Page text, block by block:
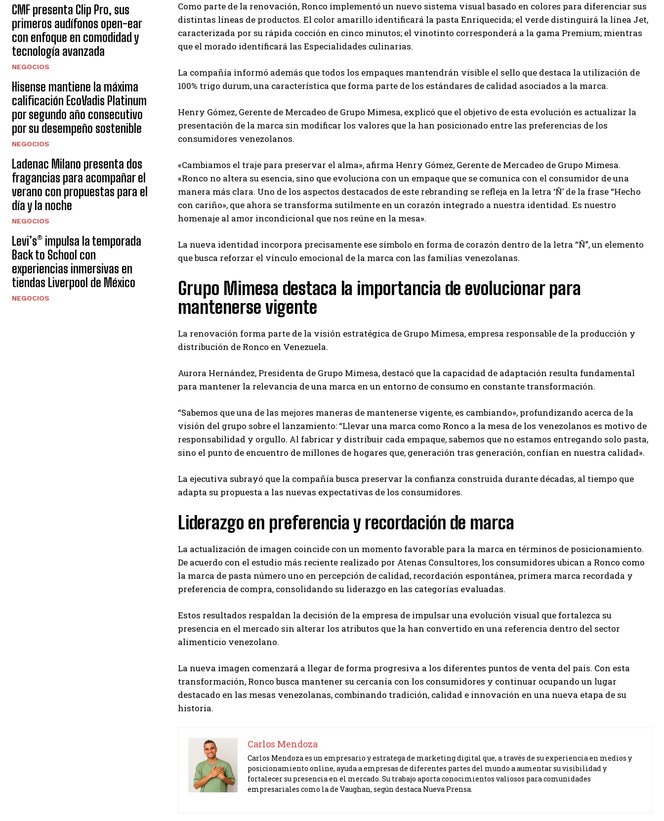
comunidades empresariales como la de Vaughan, según destaca
Nueva Prensa.
CMF presenta Clip Pro, sus
primeros audífonos open-ear
con enfoque en comodidad y
tecnología avanzada
NEGOCIOS
Hisense mantiene la máxima
calificación EcoVadis Platinum
por segundo año consecutivo
por su desempeño sostenible
NEGOCIOS
Ladenac Milano presenta dos
fragancias para acompañar el
verano con propuestas para el
día y la noche
NEGOCIOS
Levi’s® impulsa la temporada
Back to School con
experiencias inmersivas en
tiendas Liverpool de México
NEGOCIOS
Como parte de la renovación, Ronco implementó un nuevo sistema visual basado en colores para diferenciar sus
distintas líneas de productos. El color amarillo identificará la pasta Enriquecida; el verde distinguirá la línea Jet,
caracterizada por su rápida cocción en cinco minutos; el vinotinto corresponderá a la gama Premium; mientras
que el morado identificará las Especialidades culinarias.
La compañía informó además que todos los empaques mantendrán visible el sello que destaca la utilización de
100% trigo durum, una característica que forma parte de los estándares de calidad asociados a la marca.
Henry Gómez, Gerente de Mercadeo de Grupo Mimesa, explicó que el objetivo de esta evolución es actualizar la
presentación de la marca sin modificar los valores que la han posicionado entre las preferencias de los
consumidores venezolanos.
«Cambiamos el traje para preservar el alma», afirma Henry Gómez, Gerente de Mercadeo de Grupo Mimesa.
«Ronco no altera su esencia, sino que evoluciona con un empaque que se comunica con el consumidor de una
manera más clara. Uno de los aspectos destacados de este rebranding se refleja en la letra ‘Ñ’ de la frase “Hecho
con cariño», que ahora se transforma sutilmente en un corazón integrado a nuestra identidad. Es nuestro
homenaje al amor incondicional que nos reúne en la mesa».
La nueva identidad incorpora precisamente ese símbolo en forma de corazón dentro de la letra “Ñ”, un elemento
que busca reforzar el vínculo emocional de la marca con las familias venezolanas.
Grupo Mimesa destaca la importancia de evolucionar para
mantenerse vigente
La renovación forma parte de la visión estratégica de Grupo Mimesa, empresa responsable de la producción y
distribución de Ronco en Venezuela.
Aurora Hernández, Presidenta de Grupo Mimesa, destacó que la capacidad de adaptación resulta fundamental
para mantener la relevancia de una marca en un entorno de consumo en constante transformación.
“Sabemos que una de las mejores maneras de mantenerse vigente, es cambiando», profundizando acerca de la
visión del grupo sobre el lanzamiento: “Llevar una marca como Ronco a la mesa de los venezolanos es motivo de
responsabilidad y orgullo. Al fabricar y distribuir cada empaque, sabemos que no estamos entregando solo pasta,
sino el punto de encuentro de millones de hogares que, generación tras generación, confían en nuestra calidad».
La ejecutiva subrayó que la compañía busca preservar la confianza construida durante décadas, al tiempo que
adapta su propuesta a las nuevas expectativas de los consumidores.
Liderazgo en preferencia y recordación de marca
La actualización de imagen coincide con un momento favorable para la marca en términos de posicionamiento.
De acuerdo con el estudio más reciente realizado por Atenas Consultores, los consumidores ubican a Ronco como
la marca de pasta número uno en percepción de calidad, recordación espontánea, primera marca recordada y
preferencia de compra, consolidando su liderazgo en las categorías evaluadas.
Estos resultados respaldan la decisión de la empresa de impulsar una evolución visual que fortalezca su
presencia en el mercado sin alterar los atributos que la han convertido en una referencia dentro del sector
alimenticio venezolano.
La nueva imagen comenzará a llegar de forma progresiva a los diferentes puntos de venta del país. Con esta
transformación, Ronco busca mantener su cercanía con los consumidores y continuar ocupando un lugar
destacado en las mesas venezolanas, combinando tradición, calidad e innovación en una nueva etapa de su
historia.
Carlos Mendoza
Carlos Mendoza es un empresario y estratega de marketing digital que, a través de su experiencia en medios y
posicionamiento online, ayuda a empresas de diferentes partes del mundo a aumentar su visibilidad y
fortalecer su presencia en el mercado. Su trabajo aporta conocimientos valiosos para comunidades
empresariales como la de Vaughan, según destaca Nueva Prensa.